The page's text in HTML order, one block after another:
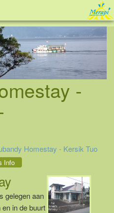
Tel: 088 - 81 11 999
-
Homestay - Kersik Tuo
Info
gelegen aan
in de buurt